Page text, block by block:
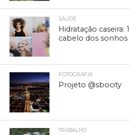
SAÚDE
Hidratação caseira:
cabelo dos sonhos
FOTOGRAFIA
Projeto @sbocity
TRABALHO